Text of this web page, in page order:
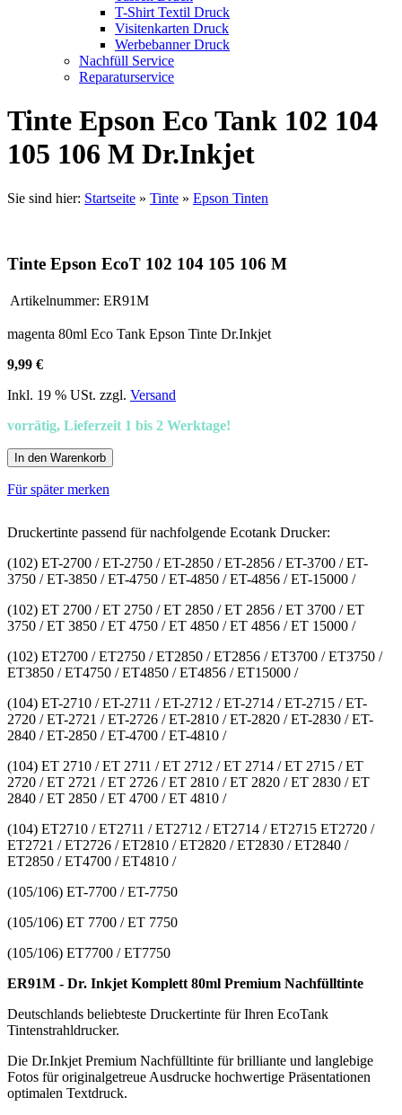
T-Shirt Textil Druck
Visitenkarten Druck
Werbebanner Druck
Nachfüll Service
Reparaturservice
Tinte Epson Eco Tank 102 104
105 106 M Dr.Inkjet
Sie sind hier: Startseite » Tinte » Epson Tinten
Tinte Epson EcoT 102 104 105 106 M
Artikelnummer: ER91M
magenta 80ml Eco Tank Epson Tinte Dr.Inkjet
9,99 €
Inkl. 19 % USt. zzgl. Versand
vorrätig, Lieferzeit 1 bis 2 Werktage!
In den Warenkorb
Für später merken
Druckertinte passend für nachfolgende Ecotank Drucker:
(102) ET-2700 / ET-2750 / ET-2850 / ET-2856 / ET-3700 / ET-
3750 / ET-3850 / ET-4750 / ET-4850 / ET-4856 / ET-15000 /
(102) ET 2700 / ET 2750 / ET 2850 / ET 2856 / ET 3700 / ET
3750 / ET 3850 / ET 4750 / ET 4850 / ET 4856 / ET 15000 /
(102) ET2700 / ET2750 / ET2850 / ET2856 / ET3700 / ET3750 /
ET3850 / ET4750 / ET4850 / ET4856 / ET15000 /
(104) ET-2710 / ET-2711 / ET-2712 / ET-2714 / ET-2715 / ET-
2720 / ET-2721 / ET-2726 / ET-2810 / ET-2820 / ET-2830 / ET-
2840 / ET-2850 / ET-4700 / ET-4810 /
(104) ET 2710 / ET 2711 / ET 2712 / ET 2714 / ET 2715 / ET
2720 / ET 2721 / ET 2726 / ET 2810 / ET 2820 / ET 2830 / ET
2840 / ET 2850 / ET 4700 / ET 4810 /
(104) ET2710 / ET2711 / ET2712 / ET2714 / ET2715 ET2720 /
ET2721 / ET2726 / ET2810 / ET2820 / ET2830 / ET2840 /
ET2850 / ET4700 / ET4810 /
(105/106) ET-7700 / ET-7750
(105/106) ET 7700 / ET 7750
(105/106) ET7700 / ET7750
ER91M - Dr. Inkjet Komplett 80ml Premium Nachfülltinte
Deutschlands beliebteste Druckertinte für Ihren EcoTank
Tintenstrahldrucker.
Die Dr.Inkjet Premium Nachfülltinte für brilliante und langlebige
Fotos für originalgetreue Ausdrucke hochwertige Präsentationen
optimalen Textdruck.